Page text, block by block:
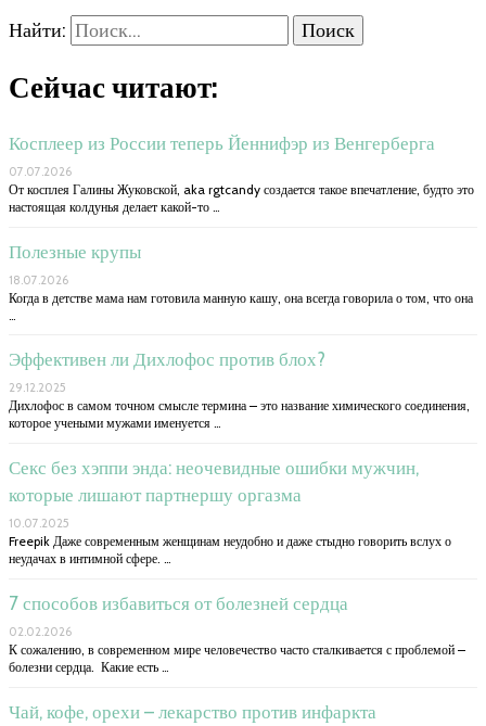
Найти:
Сейчас читают:
Косплеер из России теперь Йеннифэр из Венгерберга
07.07.2026
От косплея Галины Жуковской, aka rgtcandy создается такое впечатление, будто это
настоящая колдунья делает какой-то …
Полезные крупы
18.07.2026
Когда в детстве мама нам готовила манную кашу, она всегда говорила о том, что она
Эффективен ли Дихлофос против блох?
29.12.2025
Дихлофос в самом точном смысле термина – это название химического соединения,
которое учеными мужами именуется …
Секс без хэппи энда: неочевидные ошибки мужчин,
которые лишают партнершу оргазма
10.07.2025
Freepik Даже современным женщинам неудобно и даже стыдно говорить вслух о
неудачах в интимной сфере. …
7 способов избавиться от болезней сердца
02.02.2026
К сожалению, в современном мире человечество часто сталкивается с проблемой –
болезни сердца. Какие есть …
Чай, кофе, орехи – лекарство против инфаркта